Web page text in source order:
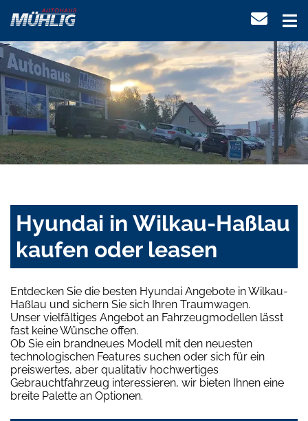
Hyundai in Wilkau-Haßlau
kaufen oder leasen
Entdecken Sie die besten Hyundai Angebote in Wilkau-
Haßlau und sichern Sie sich Ihren Traumwagen.
Unser vielfältiges Angebot an Fahrzeugmodellen lässt
fast keine Wünsche offen.
Ob Sie ein brandneues Modell mit den neuesten
technologischen Features suchen oder sich für ein
preiswertes, aber qualitativ hochwertiges
Gebrauchtfahrzeug interessieren, wir bieten Ihnen eine
breite Palette an Optionen.